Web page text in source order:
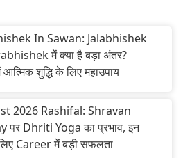
In Sawan: Jalabhishek
में क्या है बड़ा अंतर?
शुद्धि के लिए महाउपाय
2026 Rashifal: Shravan
पर Dhriti Yoga का प्रभाव, इन
Career में बड़ी सफलता